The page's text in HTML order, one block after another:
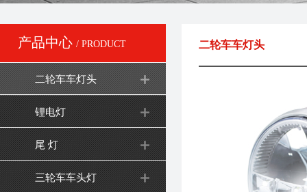
产品中心 / PRODUCT
二轮车车灯头
锂电灯
尾 灯
三轮车车头灯
二轮车车灯头